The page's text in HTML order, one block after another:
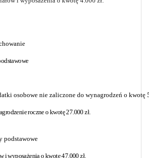
osobowe nie zaliczone do wynagrodzeń o kwotę
roczne o kwotę 27.000 zł.
podstawowe
i wyposażenia o kwotę 47.000 zł.